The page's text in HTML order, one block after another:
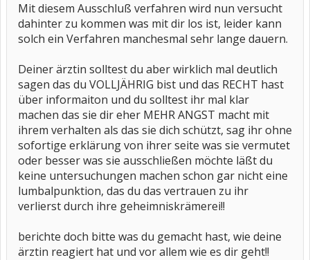
Mit diesem Ausschluß verfahren wird nun versucht
dahinter zu kommen was mit dir los ist, leider kann
solch ein Verfahren manchesmal sehr lange dauern.
Deiner ärztin solltest du aber wirklich mal deutlich
sagen das du VOLLJÄHRIG bist und das RECHT hast
über informaiton und du solltest ihr mal klar
machen das sie dir eher MEHR ANGST macht mit
ihrem verhalten als das sie dich schützt, sag ihr ohne
sofortige erklärung von ihrer seite was sie vermutet
oder besser was sie ausschließen möchte läßt du
keine untersuchungen machen schon gar nicht eine
lumbalpunktion, das du das vertrauen zu ihr
verlierst durch ihre geheimniskrämerei!!
berichte doch bitte was du gemacht hast, wie deine
ärztin reagiert hat und vor allem wie es dir geht!!